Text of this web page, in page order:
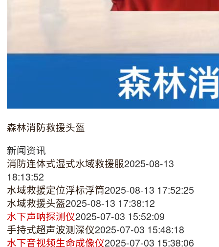
森林消防救援头盔
新闻资讯
消防连体式湿式水域救援服2025-08-13
18:13:52
水域救援定位浮标浮筒2025-08-13 17:52:25
水域救援头盔2025-08-13 17:38:12
水下声呐探测仪2025-07-03 15:52:09
手持式超声波测深仪2025-07-03 15:48:18
水下音视频生命成像仪2025-07-03 15:38:06